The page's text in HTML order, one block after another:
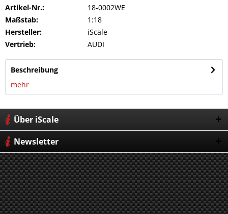
Artikel-Nr.:
18-0002WE
Maßstab:
1:18
Hersteller:
iScale
Vertrieb:
AUDI
Beschreibung
mehr
Über iScale
Newsletter